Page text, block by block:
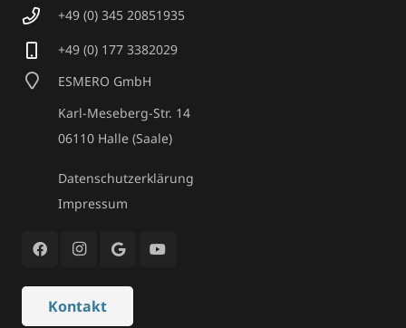
+49 (0) 345 20851935
+49 (0) 177 3382029
ESMERO GmbH
Karl-Meseberg-Str. 14
06110 Halle (Saale)
Datenschutzerklärung
Impressum
Kontakt